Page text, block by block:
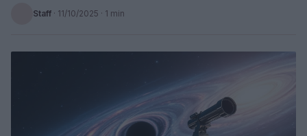
Staff · 11/10/2025 · 1 min